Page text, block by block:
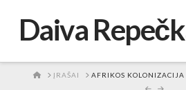
Daiva
HOMEĮRAŠAI AFRIKOS